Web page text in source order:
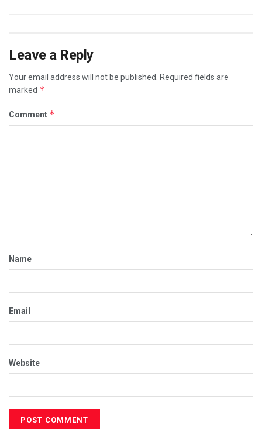
Leave a Reply
Your email address will not be published.
Required fields are
marked *
Comment *
Name
Email
Website